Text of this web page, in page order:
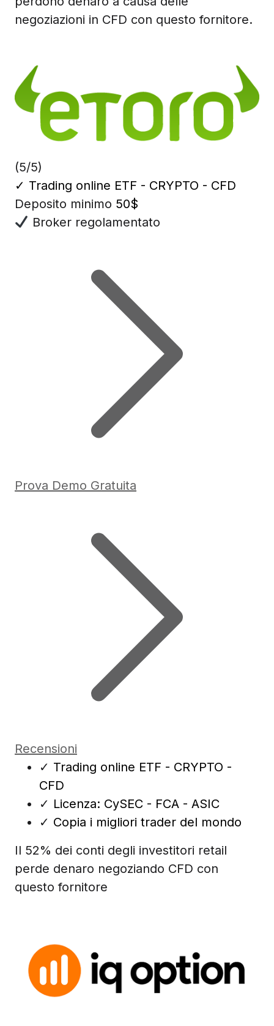
negoziazioni in CFD con questo fornitore.
(5/5)
✓ Trading online ETF - CRYPTO - CFD
Deposito minimo 50$
Broker regolamentato
Prova Demo Gratuita
Recensioni
✓ Trading online ETF - CRYPTO -
CFD
✓ Licenza: CySEC - FCA - ASIC
✓ Copia i migliori trader del mondo
Il 52% dei conti degli investitori retail
perde denaro negoziando CFD con
questo fornitore